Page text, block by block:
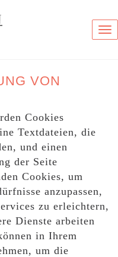
VON
Cookies
Textdateien, die
und einen
der Seite
Cookies, um
anzupassen,
zu erleichtern,
Dienste arbeiten
in Ihrem
um die